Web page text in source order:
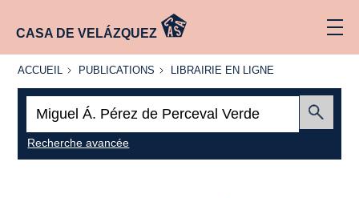
CASA DE VELÁZQUEZ
ACCUEIL
ACCUEIL PUBLICATIONS
PUBLICATIONS
LIBRAIRIE
LIBRAIRIE EN LIGNE
Recherche avancée